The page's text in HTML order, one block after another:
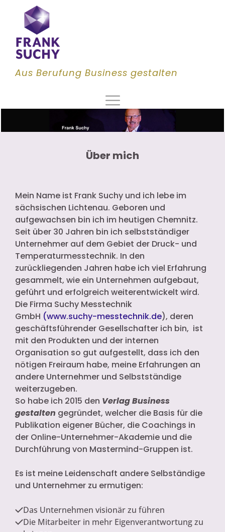
Aus Berufung Business gestalten
Über mich
Mein Name ist Frank Suchy und ich lebe im
sächsischen Lichtenau. Geboren und
aufgewachsen bin ich im heutigen Chemnitz.
Seit über 30 Jahren bin ich selbstständiger
Unternehmer auf dem Gebiet der Druck- und
Temperaturmesstechnik. In den
zurückliegenden Jahren habe ich viel Erfahrung
gesammelt, wie ein Unternehmen aufgebaut,
geführt und erfolgreich weiterentwickelt wird.
Die Firma Suchy Messtechnik
GmbH (www.suchy-messtechnik.de), deren
geschäftsführender Gesellschafter ich bin, ist
mit den Produkten und der internen
Organisation so gut aufgestellt, dass ich den
nötigen Freiraum habe, meine Erfahrungen an
andere Unternehmer und Selbstständige
weiterzugeben.
So habe ich 2015 den Verlag Business
gestalten gegründet, welcher die Basis für die
Publikation eigener Bücher, die Coachings in
der Online-Unternehmer-Akademie und die
Durchführung von Mastermind-Gruppen ist.
Es ist meine Leidenschaft andere Selbständige
und Unternehmer zu ermutigen:
Das Unternehmen visionär zu führen
Die Mitarbeiter in mehr Eigenverantwortung zu